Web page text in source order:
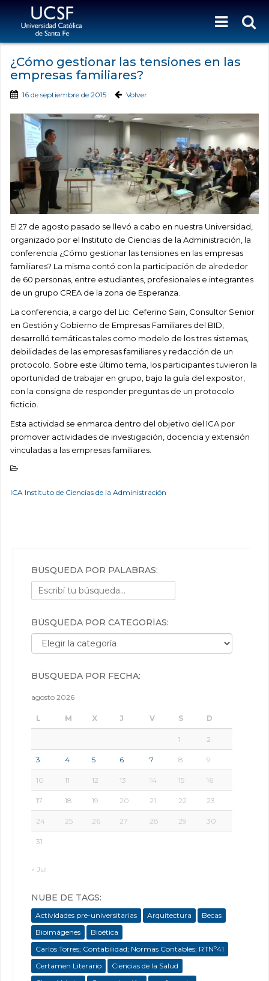
¿Cómo gestionar las tensiones en las
empresas familiares?
16 de septiembre de 2015 Volver
El 27 de agosto pasado se llevó a cabo en nuestra Universidad,
organizado por el Instituto de Ciencias de la Administración, la
conferencia ¿Cómo gestionar las tensiones en las empresas
familiares? La misma contó con la participación de alrededor
de 60 personas, entre estudiantes, profesionales e integrantes
de un grupo CREA de la zona de Esperanza.
La conferencia, a cargo del Lic. Ceferino Sain, Consultor Senior
en Gestión y Gobierno de Empresas Familiares del BID,
desarrolló temáticas tales como modelo de los tres sistemas,
debilidades de las empresas familiares y redacción de un
protocolo. Sobre este último tema, los participantes tuvieron la
oportunidad de trabajar en grupo, bajo la guía del expositor,
con la consigna de responder preguntas de un protocolo
ficticio.
Esta actividad se enmarca dentro del objetivo del ICA por
promover actividades de investigación, docencia y extensión
vinculadas a las empresas familiares.
ICA Instituto de Ciencias de la Administración
BÚSQUEDA POR PALABRAS:
BÚSQUEDA POR CATEGORÍAS:
Búsqueda por categorías:
BÚSQUEDA POR FECHA:
agosto 2026
L M X J V S D
1 2
3 4 5 6 7 8 9
10 11 12 13 14 15 16
17 18 19 20 21 22 23
24 25 26 27 28 29 30
31
« Jul
NUBE DE TAGS:
Actividades pre-universitarias Arquitectura
Becas
Bioimágenes
Bioética
Carlos Torres; Contabilidad; Normas Contables; RTNº41
Certamen Literario
Ciencias de la Salud